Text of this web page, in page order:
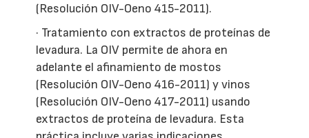
(Resolución OIV-Oeno 415-2011).
· Tratamiento con extractos de proteínas de
levadura. La OIV permite de ahora en
adelante el afinamiento de mostos
(Resolución OIV-Oeno 416-2011) y vinos
(Resolución OIV-Oeno 417-2011) usando
extractos de proteína de levadura. Esta